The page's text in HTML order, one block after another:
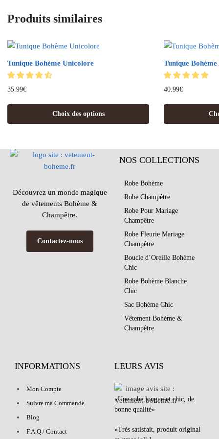
Produits similaires
Tunique Bohème Unicolore
35.99€
Choix des options
Tunique Bohème
40.99€
Découvrez un monde magique
de vêtements Bohème &
Champêtre.
Contactez-nous
NOS COLLECTIONS
Robe Bohème
Robe Champêtre
Robe Pour Mariage
Champêtre
Robe Fleurie Mariage
Champêtre
Boucle d’Oreille Bohème
Chic
Robe Bohème Blanche
Chic
Sac Bohème Chic
Vêtement Bohème &
Champêtre
INFORMATIONS
Mon Compte
Suivre ma Commande
Blog
F.A.Q / Contact
LEURS AVIS
«Une robe longue et chic, de
bonne qualité»
«Très satisfait, produit original